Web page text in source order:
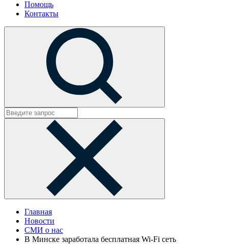
Помощь
Контакты
Главная
Новости
СМИ о нас
В Минске заработала бесплатная Wi-Fi сеть